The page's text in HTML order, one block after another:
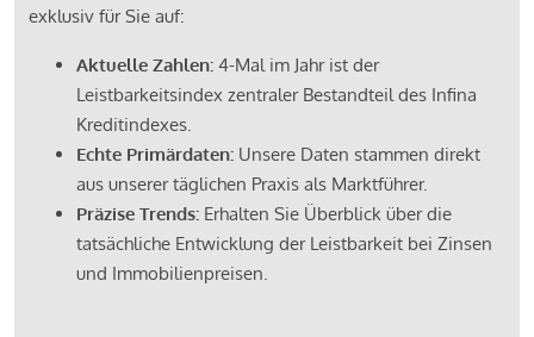
exklusiv für Sie auf:
Aktuelle Zahlen: 4-Mal im Jahr ist der
Leistbarkeitsindex zentraler Bestandteil des Infina
Kreditindexes.
Echte Primärdaten: Unsere Daten stammen direkt
aus unserer täglichen Praxis als Marktführer.
Präzise Trends: Erhalten Sie Überblick über die
tatsächliche Entwicklung der Leistbarkeit bei Zinsen
und Immobilienpreisen.